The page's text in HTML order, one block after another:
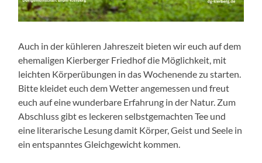
Auch in der kühleren Jahreszeit bieten wir euch auf dem
ehemaligen Kierberger Friedhof die Möglichkeit, mit
leichten Körperübungen in das Wochenende zu starten.
Bitte kleidet euch dem Wetter angemessen und freut
euch auf eine wunderbare Erfahrung in der Natur. Zum
Abschluss gibt es leckeren selbstgemachten Tee und
eine literarische Lesung damit Körper, Geist und Seele in
ein entspanntes Gleichgewicht kommen.